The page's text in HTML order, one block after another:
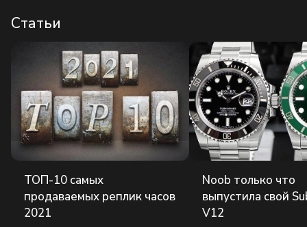
Статьи
ТОП-10 самых
продаваемых реплик часов
2021
Noob только что
выпустила свой
V12